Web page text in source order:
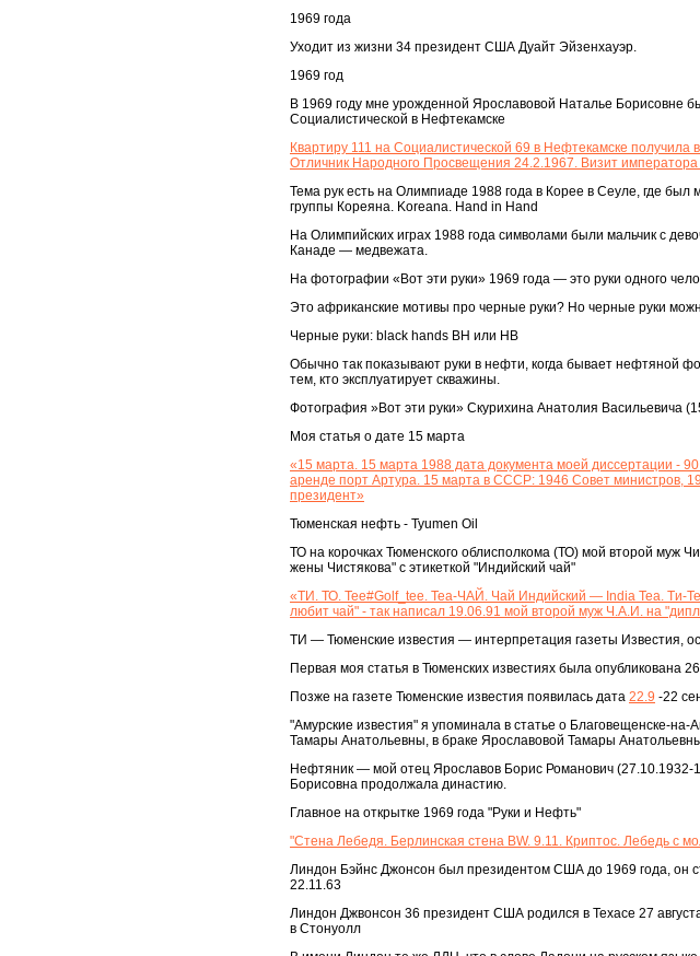
1969 года
Уходит из жизни 34 президент США Дуайт Эйзенхауэр.
1969 год
В 1969 году мне урожденной Ярославовой Наталье Борисовне
Социалистической в Нефтекамске
Квартиру 111 на Социалистической 69 в Нефтекамске
Отличник Народного Просвещения 24.2.1967. Визит
Тема рук есть на Олимпиаде 1988 года в Корее в Сеуле, где
группы Кореяна. Koreana. Hand in Hand
На Олимпийских играх 1988 года символами были мальчик с
Канаде — медвежата.
На фотографии «Вот эти руки» 1969 года — это руки одного
Это африканские мотивы про черные руки? Но черные руки
Черные руки: black hands BH или HB
Обычно так показывают руки в нефти, когда бывает нефтяной
тем, кто эксплуатирует скважины.
Фотография »Вот эти руки» Скурихина Анатолия Васильевича
Моя статья о дате 15 марта
«15 марта. 15 марта 1988 дата документа моей диссертации -
аренде порт Артура. 15 марта в СССР: 1946 Совет министров,
президент»
Тюменская нефть - Tyumen Oil
ТО на корочках Тюменского облисполкома (ТО) мой второй муж
жены Чистякова" с этикеткой "Индийский чай"
«ТИ. ТО. Tee#Golf_tee. Tea-ЧАЙ. Чай Индийский — India Tea. Tи-
любит чай" - так написал 19.06.91 мой второй муж Ч.А.И. на
ТИ — Тюменские известия — интерпретация газеты Известия,
Первая моя статья в Тюменских известиях была опубликована
Позже на газете Тюменские известия появилась дата 22.9 -22
"Амурские известия" я упоминала в статье о Благовещенске-
Тамары Анатольевны, в браке Ярославовой Тамары
Нефтяник — мой отец Ярославов Борис Романович
Борисовна продолжала династию.
Главное на открытке 1969 года "Руки и Нефть"
"Стена Лебедя. Берлинская стена BW. 9.11. Криптос. Лебедь с
Линдон Бэйнс Джонсон был президентом США до 1969 года, он
22.11.63
Линдон Джвонсон 36 президент США родился в Техасе 27
в Стонуолл